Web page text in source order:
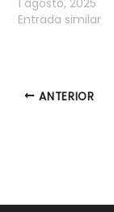
Entrada similar
ANTERIOR